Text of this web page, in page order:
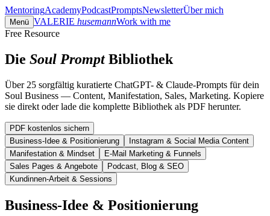
MentoringAcademyPodcastPromptsNewsletterÜber mich
Menü VALERIE husemannWork with me
Free Resource
Die Soul PromptBibliothek
Über 25 sorgfältig kuratierte ChatGPT- & Claude-Prompts für dein
Soul Business — Content, Manifestation, Sales, Marketing. Kopiere
sie direkt oder lade die komplette Bibliothek als PDF herunter.
PDF kostenlos sichern
Business-Idee & Positionierung
Instagram & Social Media Content
Manifestation & Mindset
E-Mail Marketing & Funnels
Sales Pages & Angebote
Podcast, Blog & SEO
Kundinnen-Arbeit & Sessions
Business-Idee & Positionierung